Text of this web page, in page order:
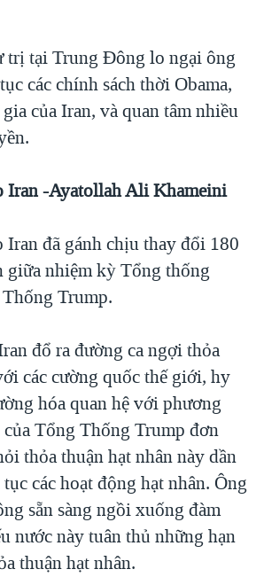
trị tại Trung Đông lo ngại ông
các chính sách thời Obama,
của Iran, và quan tâm nhiều
Iran -Ayatollah Ali Khameini
Iran đã gánh chịu thay đổi 180
giữa nhiệm kỳ Tổng thống
Trump.
đổ ra đường ca ngợi thỏa
các cường quốc thế giới, hy
hóa quan hệ với phương
Tổng Thống Trump đơn
thỏa thuận hạt nhân này dần
các hoạt động hạt nhân. Ông
sẵn sàng ngồi xuống đàm
nước này tuân thủ những hạn
thuận hạt nhân.